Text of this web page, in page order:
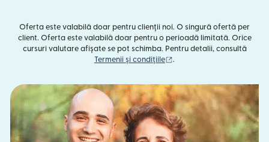
Oferta este valabilă doar pentru clienții noi. O singură ofertă per
client. Oferta este valabilă doar pentru o perioadă limitată. Orice
cursuri valutare afișate se pot schimba. Pentru detalii, consultă
Termenii și condițiile
.